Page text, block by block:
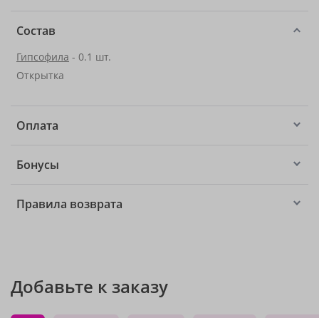
Состав
Гипсофила - 0.1 шт.
Открытка
Оплата
Бонусы
Правила возврата
Добавьте к заказу